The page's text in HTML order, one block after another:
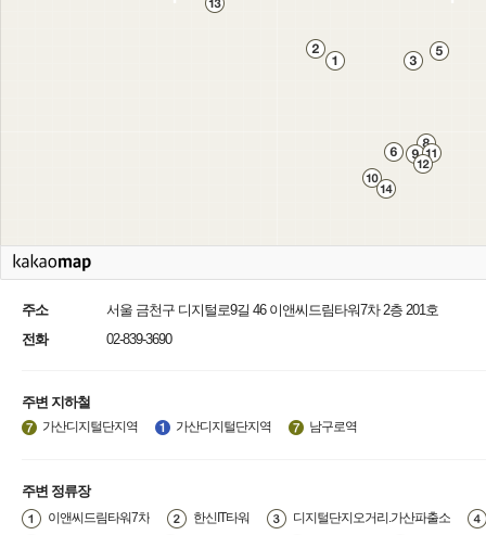
주소
서울 금천구 디지털로9길 46 이앤씨드림타워7차 2층 201호
전화
02-839-3690
주변 지하철
가산디지털단지역 가산디지털단지역 남구로역
주변 정류장
이앤씨드림타워7차 한신IT타워
디지털단지오거리.가산파출소